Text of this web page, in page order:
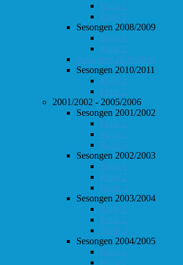
Follo 1
Follo 2
Sesongen 2008/2009
Follo 1
Follo 2
Sesongen 2009/2010
Sesongen 2010/2011
Follo 1
Follo 2
2001/2002 - 2005/2006
Sesongen 2001/2002
Follo 1
Follo 2
Follo 3
Sesongen 2002/2003
Follo 1
Follo 2
Follo 3
Sesongen 2003/2004
Follo 1
Follo 2
Follo 3
Sesongen 2004/2005
Follo 1
Follo 2